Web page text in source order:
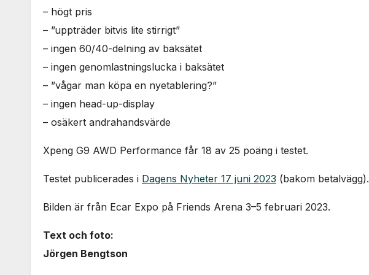
– högt pris
– ”uppträder bitvis lite stirrigt”
– ingen 60/40-delning av baksätet
– ingen genomlastningslucka i baksätet
– ”vågar man köpa en nyetablering?”
– ingen head-up-display
– osäkert andrahandsvärde
Xpeng G9 AWD Performance får 18 av 25 poäng i testet.
Testet publicerades i Dagens Nyheter 17 juni 2023 (bakom betalvägg).
Bilden är från Ecar Expo på Friends Arena 3–5 februari 2023.
Text och foto:
Jörgen Bengtson